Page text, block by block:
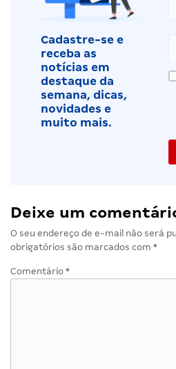
Cadastre-se e
receba as
notícias em
destaque da
semana, dicas,
novidades e
muito mais.
Deixe um
O seu endereço de e-mail não será
obrigatórios são marcados com *
Comentário *